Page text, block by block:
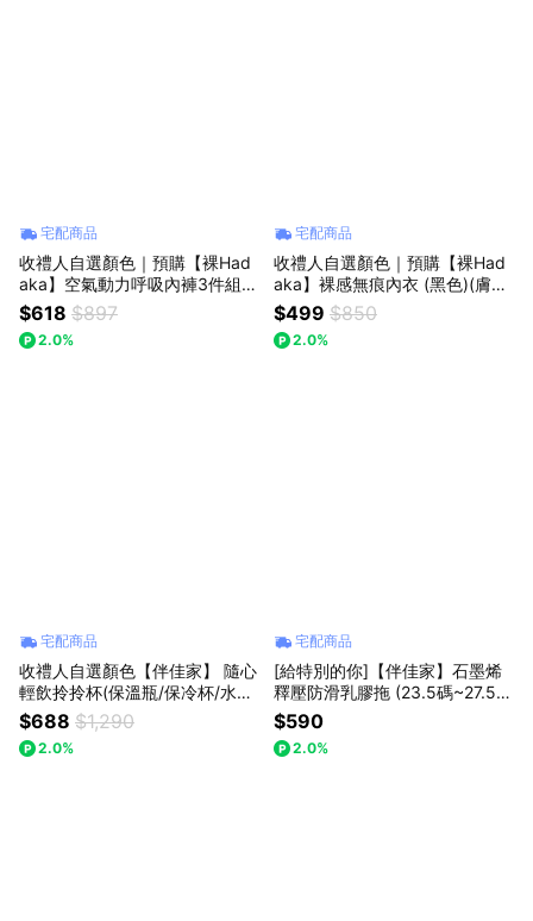
宅配商品
收禮人自選顏色｜預購【裸Had
aka】空氣動力呼吸內褲3件組
(兩色可選) 男性內褲｜生日禮物
｜送禮推薦｜情人禮｜男友禮｜
父親節禮物
$618 $897
2.0%
宅配商品
收禮人自選顏色｜預購【裸Had
aka】裸感無痕內衣 (黑色)(膚色)
｜無鋼圈設計，輕巧無負擔｜生
日禮物｜送禮推薦｜情人禮｜閨
蜜禮｜母親節禮物
$499 $850
2.0%
宅配商品
收禮人自選顏色【伴佳家】 隨心
輕飲拎拎杯(保溫瓶/保冷杯/水壺)
(多色可選)｜生日禮物｜送禮推
薦｜情人禮｜閨蜜禮｜母親節禮
物｜聖誕交換禮物｜教師節禮物
$688 $1,290
2.0%
宅配商品
[給特別的你]【伴佳家】石墨烯
釋壓防滑乳膠拖 (23.5碼~27.5
碼)(拖鞋)(室內拖)(防滑拖)｜生
日禮物｜送禮推薦｜居家用品
$590
2.0%